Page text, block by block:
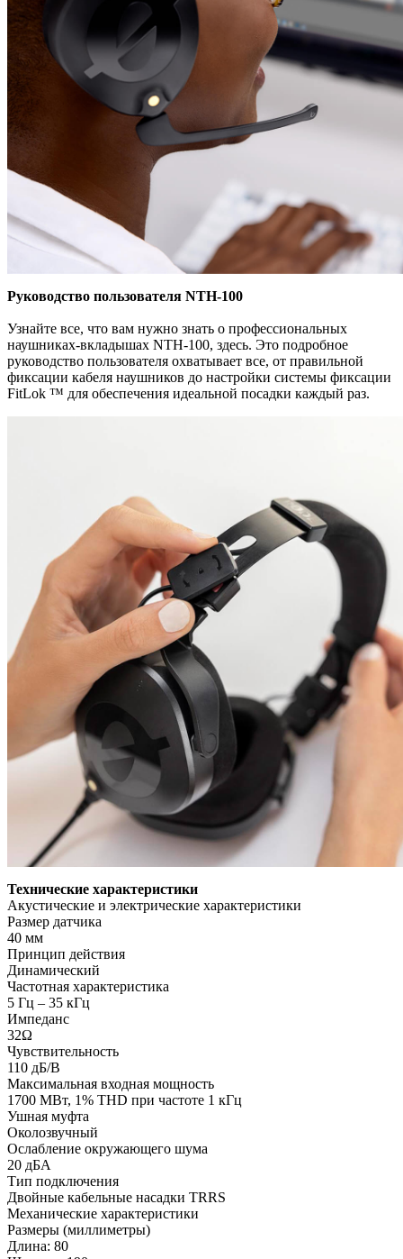
Руководство пользователя NTH-100
Узнайте все, что вам нужно знать о профессиональных
наушниках-вкладышах NTH-100, здесь. Это подробное
руководство пользователя охватывает все, от правильной
фиксации кабеля наушников до настройки системы фиксации
FitLok ™️ для обеспечения идеальной посадки каждый раз.
Технические характеристики
Акустические и электрические характеристики
Размер датчика
40 мм
Принцип действия
Динамический
Частотная характеристика
5 Гц – 35 кГц
Импеданс
32Ω
Чувствительность
110 дБ/В
Максимальная входная мощность
1700 МВт, 1% THD при частоте 1 кГц
Ушная муфта
Околозвучный
Ослабление окружающего шума
20 дБА
Тип подключения
Двойные кабельные насадки TRRS
Механические характеристики
Размеры (миллиметры)
Длина: 80